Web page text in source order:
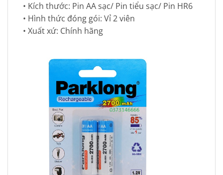
• Kích thước: Pin AA sạc/ Pin tiểu sạc/ Pin HR6
• Hình thức đóng gói: Vỉ 2 viên
• Xuất xứ: Chính hãng